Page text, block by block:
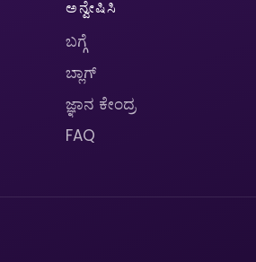
ಅನ್ವೇಷಿಸಿ
ಬಗ್ಗೆ
ಬ್ಲಾಗ್
ಜ್ಞಾನ ಕೇಂದ್ರ
FAQ